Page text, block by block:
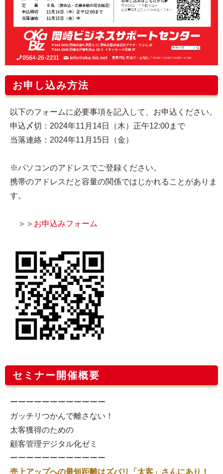
お申し込み方法
以下のフォームに必要事項を記入して、お申込ください。
申込〆切：2024年11月14日（木）正午12:00まで
当落連絡：2024年11月15日（金）
※パソコンのアドレスでご登録ください。
携帯のアドレスだと容量の関係ではじかれることがありま
す。
＞＞ お申込みフォーム
セミナー開催概要
ーーーーーーーーーーーー
ガッチリつかんで離さない！
太客獲得のための
顧客管理デジタル化ゼミ
ーーーーーーーーーーーー
売上アップへの最短距離はズバリ「太客」さんにあり！